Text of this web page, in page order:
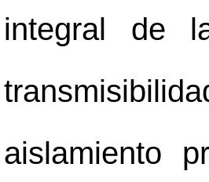
integral de
aislamiento